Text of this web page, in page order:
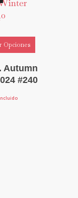
Opciones
Autumn
#240